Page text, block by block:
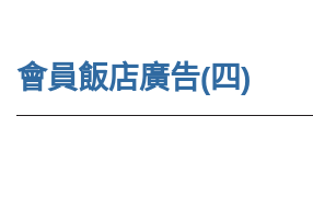
會員飯店廣告(四)